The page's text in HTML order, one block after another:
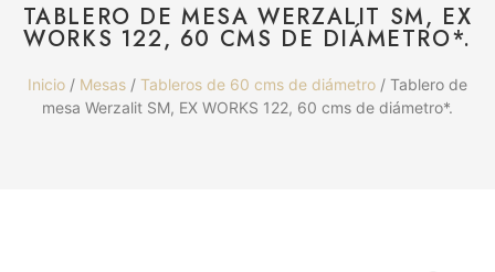
TABLERO DE MESA WERZALIT SM, EX
WORKS 122, 60 CMS DE DIÁMETRO*.
Inicio / Mesas / Tableros de 60 cms de diámetro / Tablero de
mesa Werzalit SM, EX WORKS 122, 60 cms de diámetro*.